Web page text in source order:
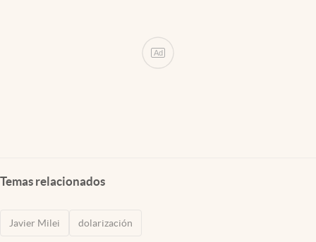
Ad
Temas relacionados
Javier Milei dolarización